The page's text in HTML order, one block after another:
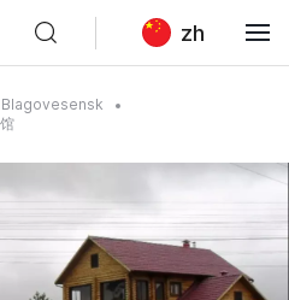
zh
Blagovesensk